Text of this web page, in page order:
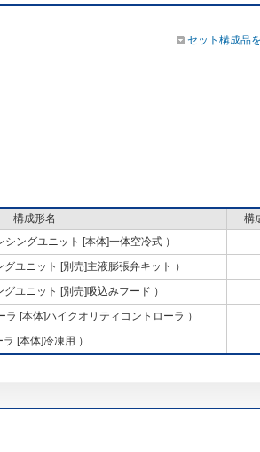
セット構成品
構成形名
構
シングユニット [本体]一体空冷式 ）
ユニット [別売]主液膨張弁キット ）
ユニット [別売]吸込みフード ）
ラ [本体]ハイクオリティコントローラ ）
[本体]冷凍用 ）